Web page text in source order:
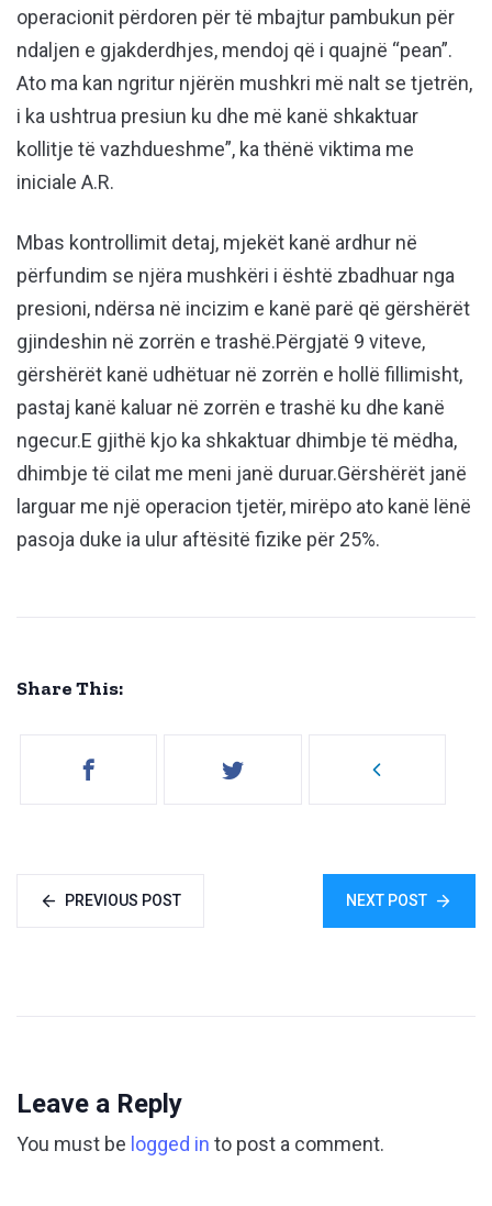
operacionit përdoren për të mbajtur pambukun për
ndaljen e gjakderdhjes, mendoj që i quajnë “pean”.
Ato ma kan ngritur njërën mushkri më nalt se tjetrën,
i ka ushtrua presiun ku dhe më kanë shkaktuar
kollitje të vazhdueshme”, ka thënë viktima me
iniciale A.R.
Mbas kontrollimit detaj, mjekët kanë ardhur në
përfundim se njëra mushkëri i është zbadhuar nga
presioni, ndërsa në incizim e kanë parë që gërshërët
gjindeshin në zorrën e trashë.Përgjatë 9 viteve,
gërshërët kanë udhëtuar në zorrën e hollë fillimisht,
pastaj kanë kaluar në zorrën e trashë ku dhe kanë
ngecur.E gjithë kjo ka shkaktuar dhimbje të mëdha,
dhimbje të cilat me meni janë duruar.Gërshërët janë
larguar me një operacion tjetër, mirëpo ato kanë lënë
pasoja duke ia ulur aftësitë fizike për 25%.
Share This:
PREVIOUS POST NEXT POST
Leave a Reply
You must be logged in to post a comment.